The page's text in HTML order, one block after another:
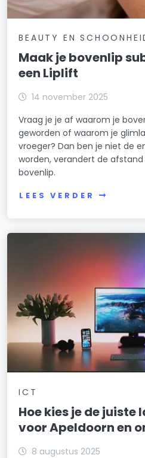
BEAUTY EN
Maak je bovenlip
een Liplift
14 november 2025
Vraag je je af waarom je
geworden of waarom je
vroeger? Dan ben je niet de
worden, verandert de
bovenlip.
LEES VERDER
ICT
Hoe kies je de juiste
voor Apeldoorn en
8 augustus 2025